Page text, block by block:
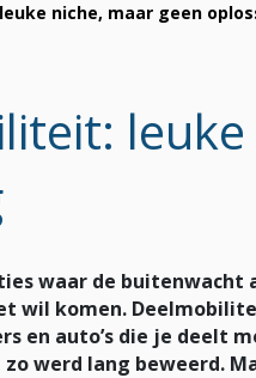
niche, maar geen
waar de
wil komen.
en auto’s die je deelt
werd lang beweerd.